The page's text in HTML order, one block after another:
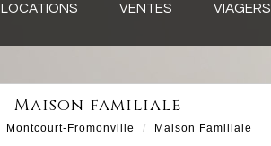
LOCATIONS VENTES VIAGERS
maison familiale
Montcourt-Fromonville Maison Familiale